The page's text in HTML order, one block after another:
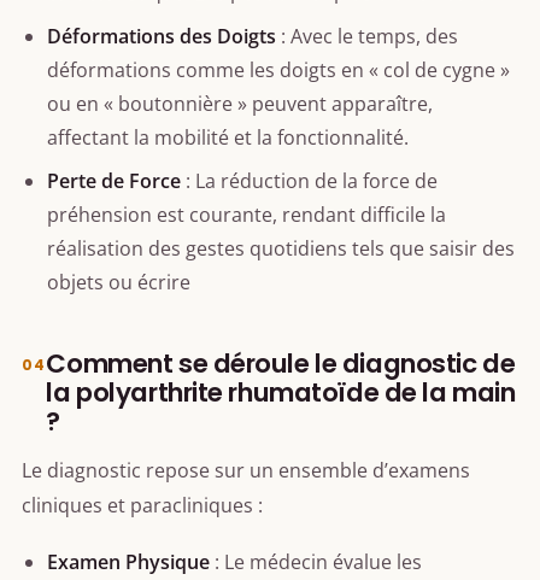
Déformations des Doigts : Avec le temps, des
déformations comme les doigts en « col de cygne »
ou en « boutonnière » peuvent apparaître,
affectant la mobilité et la fonctionnalité.
Perte de Force : La réduction de la force de
préhension est courante, rendant difficile la
réalisation des gestes quotidiens tels que saisir des
objets ou écrire
Comment se déroule le diagnostic de
la polyarthrite rhumatoïde de la main
?
Le diagnostic repose sur un ensemble d’examens
cliniques et paracliniques :
Examen Physique : Le médecin évalue les